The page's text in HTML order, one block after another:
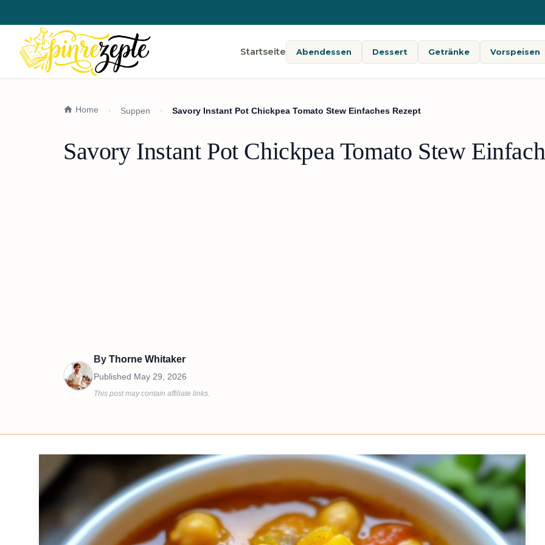
Startseite Abendessen Dessert Getränke Vorspeisen
Home Suppen Savory Instant Pot Chickpea Tomato Stew Einfaches Rezept
Savory Instant Pot Chickpea Tomato Stew
By Thorne Whitaker
Published May 29, 2026
This post may contain affiliate links.